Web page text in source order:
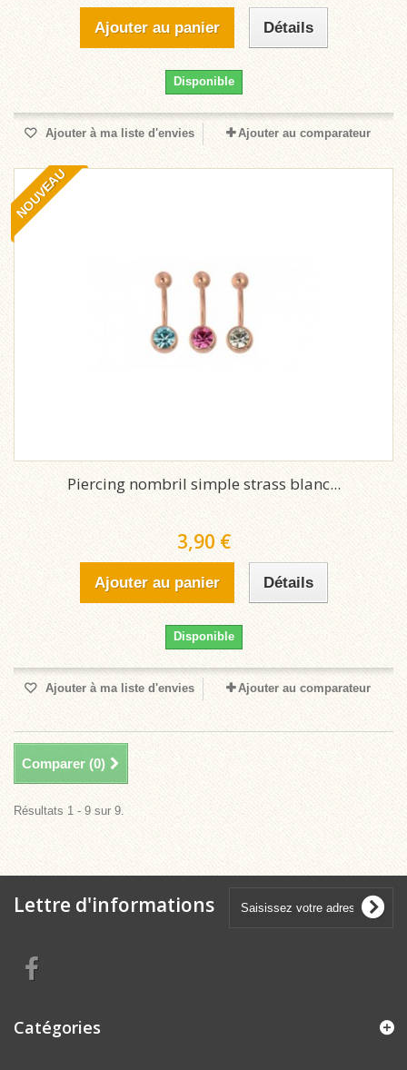
Ajouter au panier Détails
Disponible
Ajouter à ma liste d'envies Ajouter au comparateur
NOUVEAU
Piercing nombril simple strass blanc...
3,90 €
Ajouter au panier Détails
Disponible
Ajouter à ma liste d'envies Ajouter au comparateur
Comparer (0)
Résultats 1 - 9 sur 9.
Lettre d'informations
Catégories